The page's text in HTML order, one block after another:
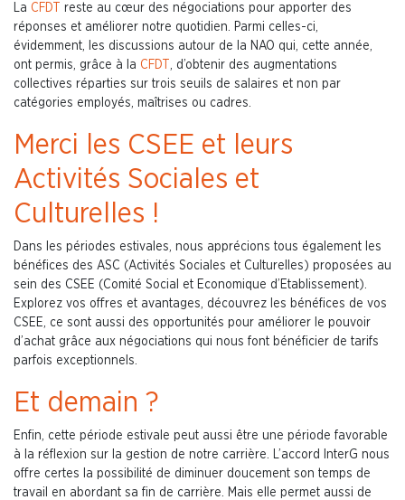
La CFDT
reste au cœur des négociations pour apporter des
réponses et améliorer notre quotidien. Parmi celles-ci,
évidemment, les discussions autour de la NAO qui, cette année,
ont permis, grâce à la CFDT , d’obtenir des augmentations
collectives réparties sur trois seuils de salaires et non par
catégories employés, maîtrises ou cadres.
Merci les CSEE et leurs
Activités Sociales et
Culturelles !
Dans les périodes estivales, nous apprécions tous également les
bénéfices des ASC (Activités Sociales et Culturelles) proposées au
sein des CSEE (Comité Social et Economique d’Etablissement).
Explorez vos offres et avantages, découvrez les bénéfices de vos
CSEE, ce sont aussi des opportunités pour améliorer le pouvoir
d’achat grâce aux négociations qui nous font bénéficier de tarifs
parfois exceptionnels.
Et demain ?
Enfin, cette période estivale peut aussi être une période favorable
à la réflexion sur la gestion de notre carrière. L’accord InterG nous
offre certes la possibilité de diminuer doucement son temps de
travail en abordant sa fin de carrière. Mais elle permet aussi de